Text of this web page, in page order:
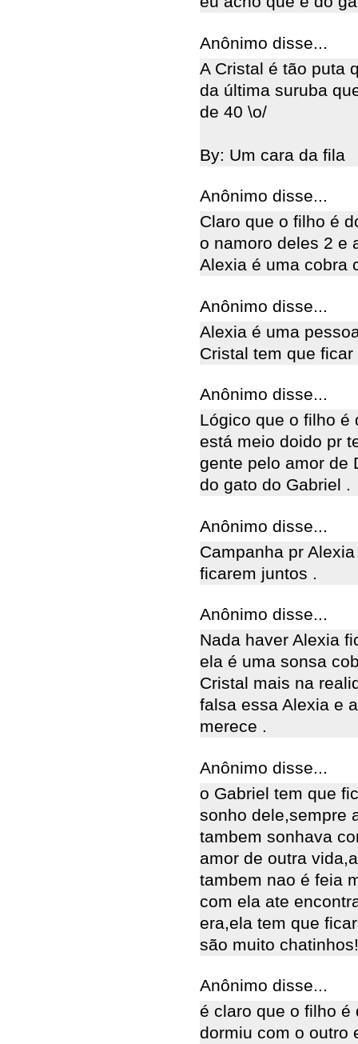
Anônimo disse...
A Cristal é tão puta
da última suruba
de 40 \o/
By: Um cara da fila
Anônimo disse...
Claro que o filho é
o namoro deles 2 e
Alexia é uma cobra
Anônimo disse...
Alexia é uma
Cristal tem que
Anônimo disse...
Lógico que o filho é
está meio doido pr
gente pelo amor de
do gato do Gabriel .
Anônimo disse...
Campanha pr
ficarem juntos .
Anônimo disse...
Nada haver Alexia
ela é uma sonsa
Cristal mais na
falsa essa Alexia e
merece .
Anônimo disse...
o Gabriel tem que
sonho dele,sempre
tambem sonhava
amor de outra
tambem nao é feia
com ela ate
era,ela tem que
são muito
Anônimo disse...
é claro que o filho é
dormiu com o outro